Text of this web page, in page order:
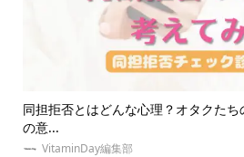
える同拒 推し活ネイルで指先に推し
VitaminDay編集部